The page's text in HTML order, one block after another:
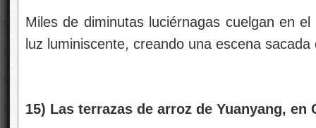
Miles de diminutas luciérnagas cuelgan en
luz luminiscente, creando una escena
15) Las terrazas de arroz de Yuanyang, en